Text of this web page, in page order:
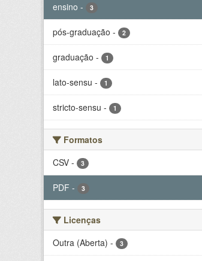
ensino - 3
pós-graduação - 2
graduação - 1
lato-sensu - 1
stricto-sensu - 1
Formatos
CSV - 3
PDF - 3
Licenças
Outra (Aberta) - 3